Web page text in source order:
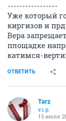
-----------------
Уже который
киргизов и
Вера
площадке
катимся-
ОТВЕТИТЬ
Tarz
v.i.p.
15 июля